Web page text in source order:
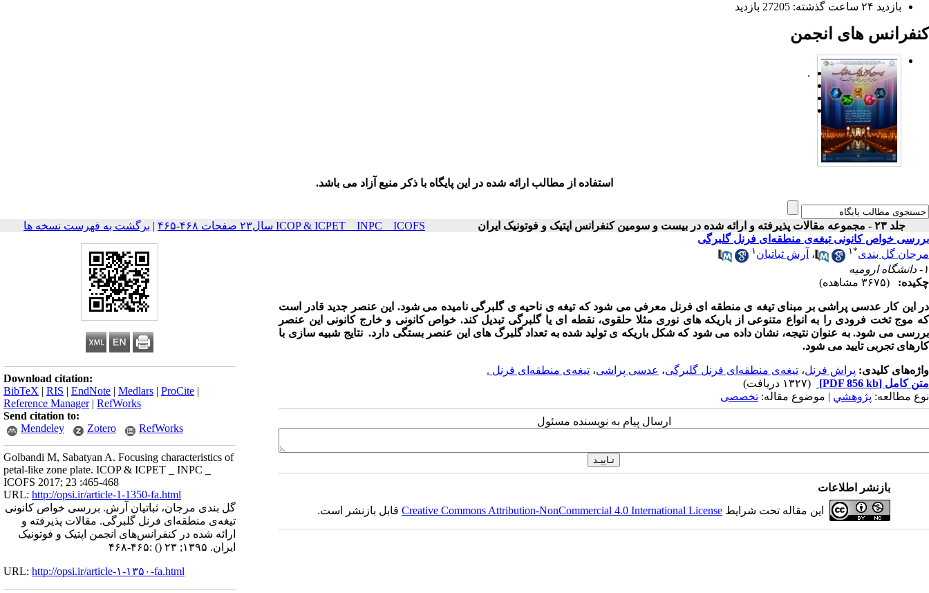
بازدید ۲۴ ساعت گذشته: 27205 بازدید
کنفرانس های انجمن
.
استفاده از مطالب ارائه شده در این پایگاه با ذکر منبع آزاد می باشد.
جلد ۲۳ - مجموعه مقالات پذیرفته و ارائه شده در بیست و سومین کنفرانس اپتیک و فوتونیک ایران ICOP & ICPET _ INPC _ ICOFS سال۲۳ صفحات ۴۶۸-۴۶۵ | برگشت به فهرست نسخه ها
Download citation:
BibTeX | RIS | EndNote | Medlars | ProCite |
Reference Manager| RefWorks
Send citation to:
Mendeley
Zotero RefWorks
Golbandi M, Sabatyan A. Focusing characteristics of
petal-like zone plate. ICOP & ICPET _ INPC _
ICOFS 2017; 23 :465-468
URL: http://opsi.ir/article-1-1350-fa.html
گل بندی مرجان، ثباتیان آرش. بررسی خواص کانونی
تیغه‌ی منطقه‌ای فرنل گلبرگی. مقالات پذیرفته و
ارائه شده در کنفرانس‌های انجمن اپتیک و فوتونیک
ایران. ۱۳۹۵; ۲۳
() :۴۶۵-۴۶۸
URL: http://opsi.ir/article-۱-۱۳۵۰-fa.html
بررسی خواص کانونی تیغه‌ی منطقه‌ای فرنل گلبرگی
مرجان گل بندی*۱ ، آرش ثباتیان ۱
۱- دانشگاه ارومیه
چکیده:
(۳۶۷۵ مشاهده)
در این کار عدسی پراشی بر مبنای تیغه ی منطقه ای فرنل معرفی می شود که تیغه ی ناحیه ی گلبرگی نامیده می شود. این عنصر جدید قادر است
که موج تخت فرودی را به انواع متنوعی از باریکه های نوری مثلا حلقوی، نقطه ای یا گلبرگی تبدیل کند. خواص کانونی و خارج کانونی این عنصر
بررسی می شود. به عنوان نتیجه، نشان داده می شود که شکل باریکه ی تولید شده به تعداد گلبرگ های این عنصر بستگی دارد. نتایج شبیه سازی با
کارهای تجربی تایید می شود.
واژه‌های کلیدی: پراش فرنل، تیغه‌ی منطقه‌ای فرنل گلبرگی، عدسی پراشی، تیغه‌ی منطقه‌ای فرنل .
متن کامل [PDF 856 kb]
(۱۳۲۷ دریافت)
نوع مطالعه: پژوهشي | موضوع مقاله: تخصصی
ارسال پیام به نویسنده مسئول
بازنشر اطلاعات
این مقاله تحت شرایط Creative Commons Attribution-NonCommercial 4.0 International Licenseقابل بازنشر است.